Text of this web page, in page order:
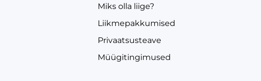
Miks olla liige?
Liikmepakkumised
Privaatsusteave
Müügitingimused